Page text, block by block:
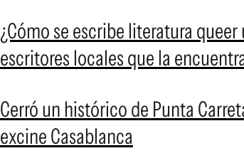
¿Cómo se escribe literatura
escritores locales que la
Cerró un histórico de Punta
excine Casablanca